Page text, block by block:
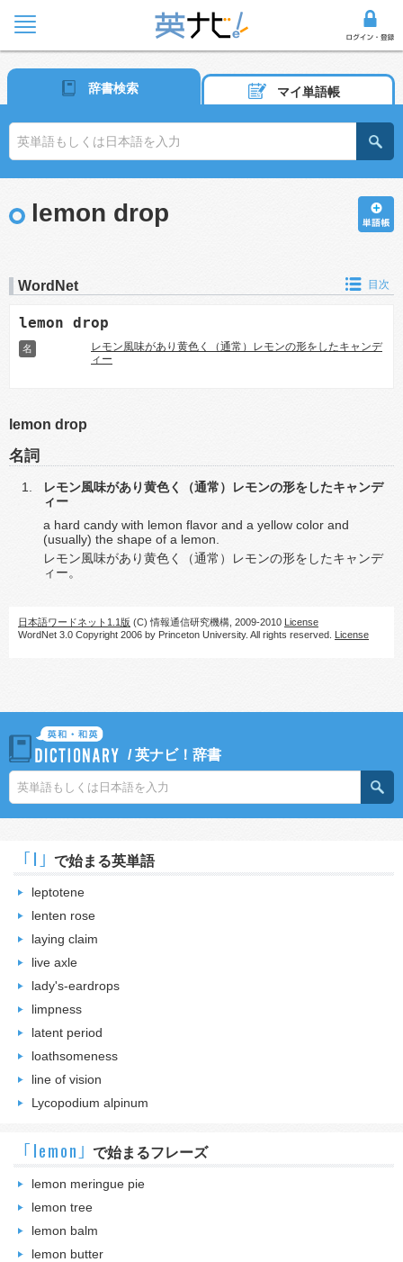
辞書検索 マイ単語帳
lemon drop
WordNet 目次
lemon drop
名
レモン風味があり黄色く（通常）レモンの形をしたキャンデ
ィー
lemon drop
名詞
レモン風味があり黄色く（通常）レモンの形をしたキャンデ
ィー
a hard candy with lemon flavor and a yellow color and
(usually) the shape of a lemon.
レモン風味があり黄色く（通常）レモンの形をしたキャンデ
ィー。
日本語ワードネット1.1版 (C) 情報通信研究機構, 2009-2010 License
WordNet 3.0 Copyright 2006 by Princeton University. All rights reserved. License
/英ナビ！辞書
｢l｣ で始まる英単語
leptotene
lenten rose
laying claim
live axle
lady's-eardrops
limpness
latent period
loathsomeness
line of vision
Lycopodium alpinum
｢lemon｣ で始まるフレーズ
lemon meringue pie
lemon tree
lemon balm
lemon butter